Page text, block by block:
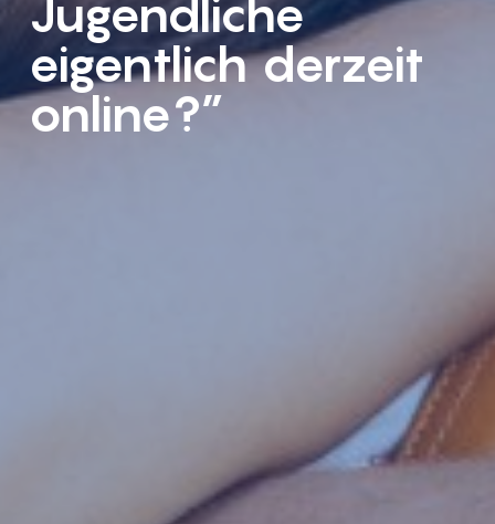
Jugendliche
eigentlich derzeit
online?”